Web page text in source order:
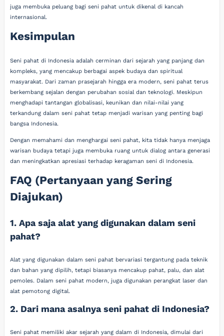
juga membuka peluang bagi seni pahat untuk dikenal di kancah
internasional.
Kesimpulan
Seni pahat di Indonesia adalah cerminan dari sejarah yang panjang dan
kompleks, yang mencakup berbagai aspek budaya dan spiritual
masyarakat. Dari zaman prasejarah hingga era modern, seni pahat terus
berkembang sejalan dengan perubahan sosial dan teknologi. Meskipun
menghadapi tantangan globalisasi, keunikan dan nilai-nilai yang
terkandung dalam seni pahat tetap menjadi warisan yang penting bagi
bangsa Indonesia.
Dengan memahami dan menghargai seni pahat, kita tidak hanya menjaga
warisan budaya tetapi juga membuka ruang untuk dialog antara generasi
dan meningkatkan apresiasi terhadap keragaman seni di Indonesia.
FAQ (Pertanyaan yang Sering
Diajukan)
1. Apa saja alat yang digunakan dalam seni
pahat?
Alat yang digunakan dalam seni pahat bervariasi tergantung pada teknik
dan bahan yang dipilih, tetapi biasanya mencakup pahat, palu, dan alat
pemoles. Dalam seni pahat modern, juga digunakan perangkat laser dan
alat pemotong digital.
2. Dari mana asalnya seni pahat di Indonesia?
Seni pahat memiliki akar sejarah yang dalam di Indonesia, dimulai dari